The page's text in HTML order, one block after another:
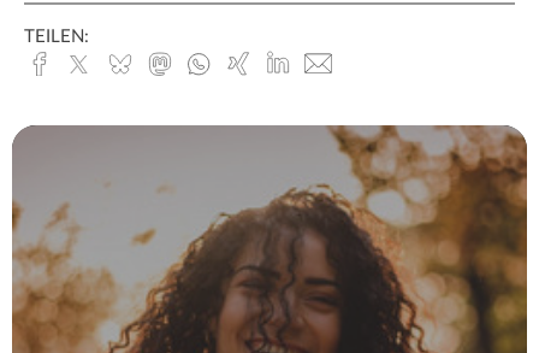
TEILEN:
Facebook
x.com BlueskyMastodonWhatsapp
Xing
Linked